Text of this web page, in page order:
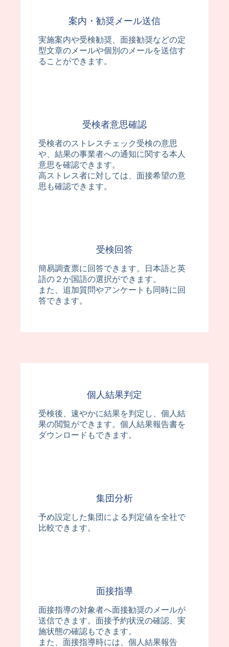
案内・勧奨メール送信
実施案内や受検勧奨、面接勧奨などの定
型文章のメールや個別のメールを送信す
ることができます。
受検者意思確認
受検者のストレスチェック受検の意思
や、結果の事業者への通知に関する本人
意思を確認できます。
高ストレス者に対しては、面接希望の意
思も確認できます。
受検回答
簡易調査票に回答できます。日本語と英
語の２か国語の選択ができます。
また、追加質問やアンケートも同時に回
答できます。
個人結果判定
受検後、速やかに結果を判定し、個人結
果の閲覧ができます。個人結果報告書を
ダウンロードもできます。
集団分析
予め設定した集団による判定値を全社で
比較できます。
面接指導
面接指導の対象者へ面接勧奨のメールが
送信できます。面接予約状況の確認、実
施状態の確認もできます。
また、面接指導時には、個人結果報告